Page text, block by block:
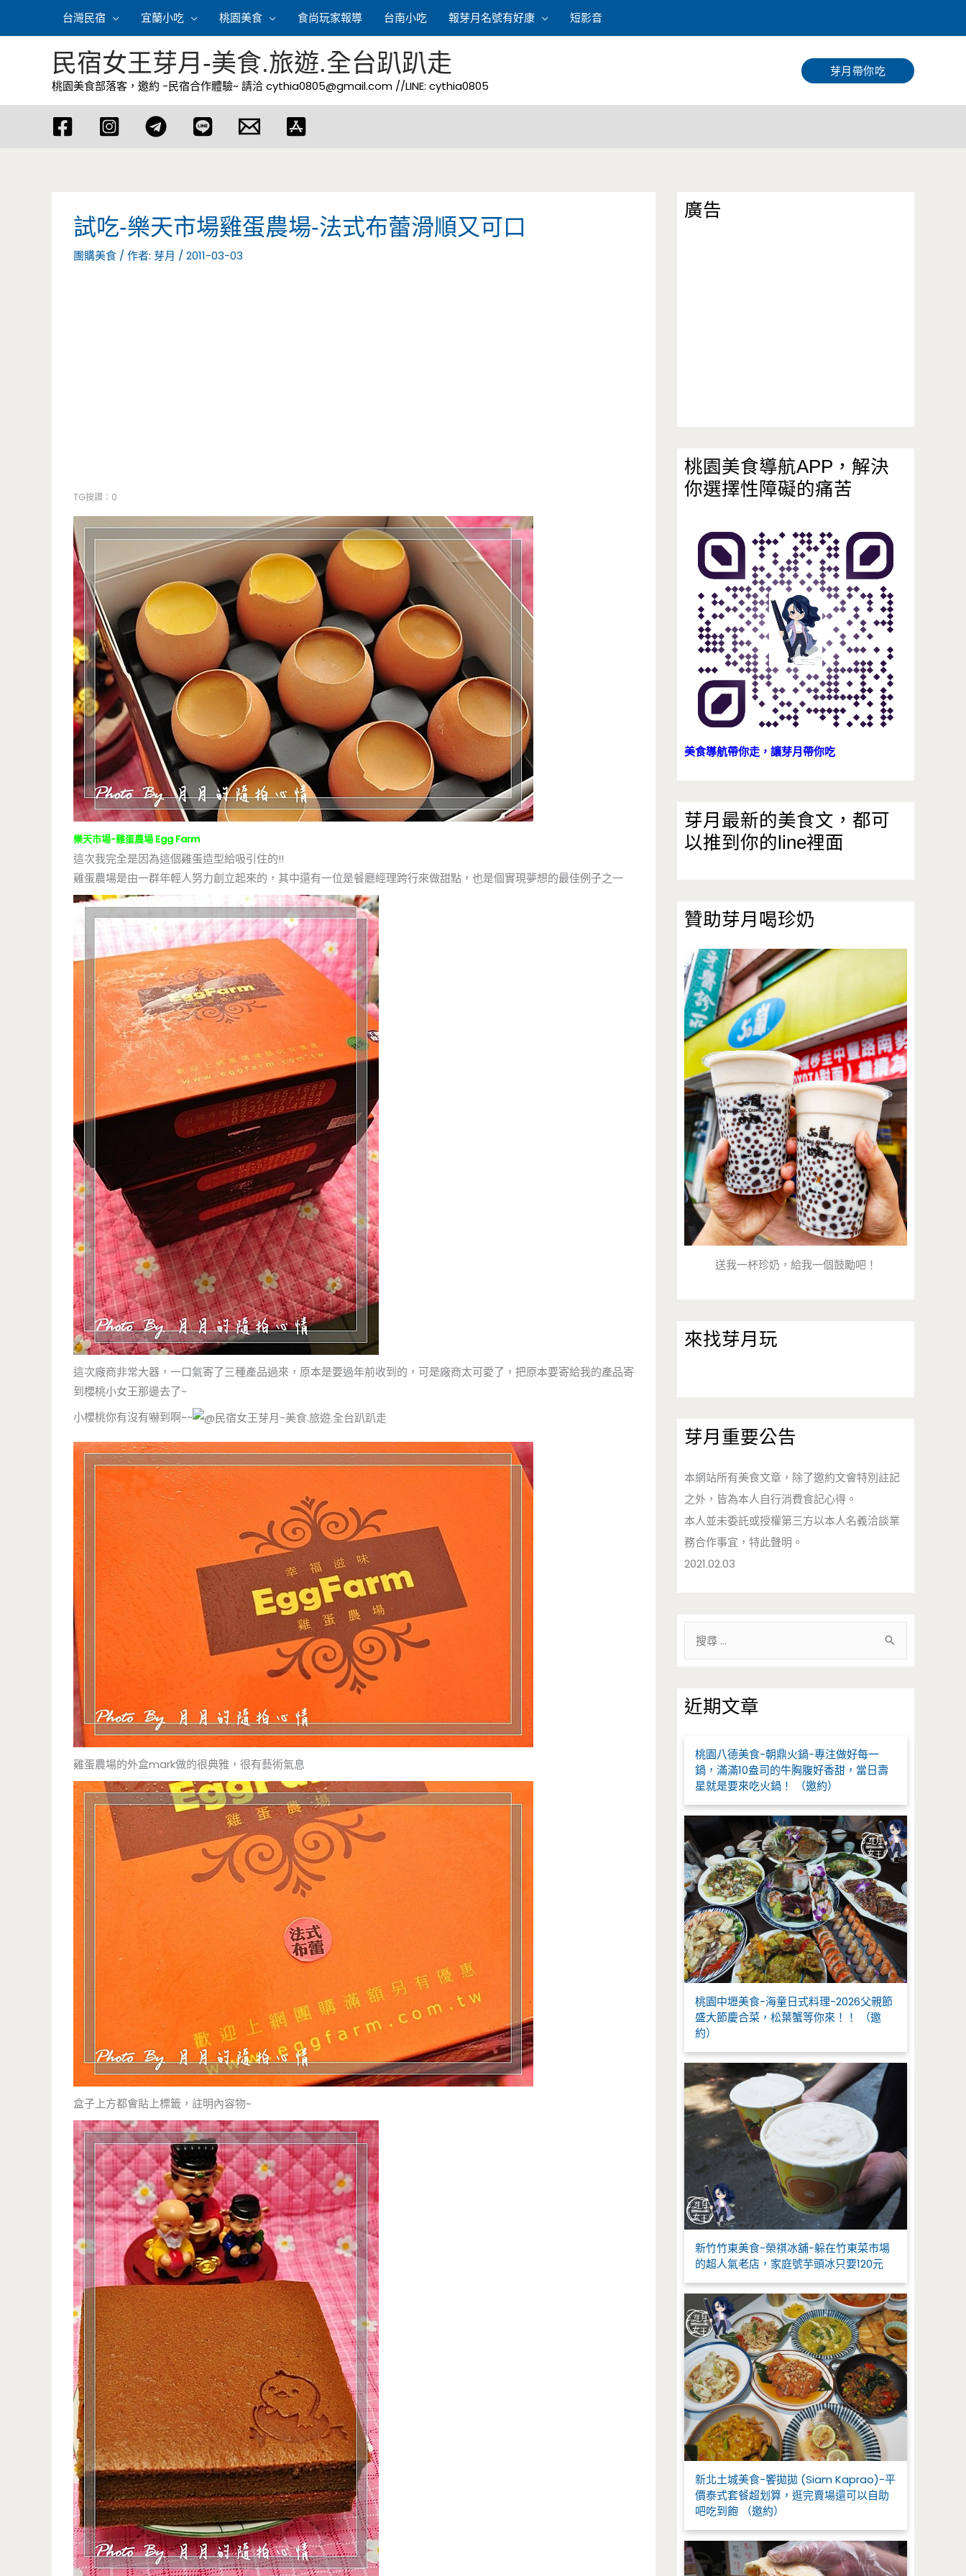
容
台灣民宿 宜蘭小吃 桃園美食 食尚玩家報導 台南小吃 報芽月名號有好康 短影音
尋
民宿女王芽月-美食.旅遊.全台趴趴走
桃園美食部落客，邀約 -民宿合作體驗~ 請洽cythia0805@gmail.com //LINE: cythia0805
芽月帶你吃
試吃-樂天市場雞蛋農場-法式布蕾滑順又可口
團購美食 / 作者: 芽月 / 2011-03-03
TG按讚：0
樂天市場-雞蛋農場 Egg Farm
這次我完全是因為這個雞蛋造型給吸引住的!!
雞蛋農場是由一群年輕人努力創立起來的，其中還有一位是餐廳經理跨行來做甜點，也是個實現夢想的最佳例子之一
這次廠商非常大器，一口氣寄了三種產品過來，原本是要過年前收到的，可是廠商太可愛了，把原本要寄給我的產品寄
到櫻桃小女王那邊去了~
小櫻桃你有沒有嚇到啊~~
雞蛋農場的外盒mark做的很典雅，很有藝術氣息
盒子上方都會貼上標籤，註明內容物~
廣告
桃園美食導航APP，解決
你選擇性障礙的痛苦
美食導航帶你走，讓芽月帶你吃
芽月最新的美食文，都可
以推到你的line裡面
贊助芽月喝珍奶
送我一杯珍奶，給我一個鼓勵吧！
來找芽月玩
芽月重要公告
本網站所有美食文章，除了邀約文會特別註記
之外，皆為本人自行消費食記心得。
本人並未委託或授權第三方以本人名義洽談業
務合作事宜，特此聲明。
2021.02.03
鍵
字
近期文章
桃園八德美食-朝鼎火鍋-專注做好每一
鍋，滿滿10盎司的牛胸腹好香甜，當日壽
星就是要來吃火鍋！ （邀約）
桃園中壢美食-海童日式料理-2026父親節
盛大節慶合菜，松葉蟹等你來！！ （邀
約）
新竹竹東美食-榮祺冰舖-躲在竹東菜市場
的超人氣老店，家庭號芋頭冰只要120元
新北土城美食-饗拋拋 (Siam Kaprao)-平
價泰式套餐超划算，逛完賣場還可以自助
吧吃到飽 （邀約）